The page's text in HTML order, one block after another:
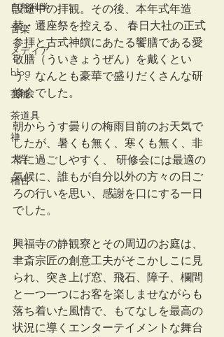
自然科学
音楽
メディア
blog
芸能
茶道具
禅
大学
稽古
設途中の拝観。その後、本年式年造
替・遷座祭を控える、 春日大社の正式
参拝と古式神饌にあたる饗膳である愛
敬膳（ういきょうぜん）を戴くとい
う、なんとも豪華で盛りだくさんな研
修会でした。
朝からうす曇りの梅雨目前のお天気で
したが、暑くも無く、寒くも無く、非
常に過ごしやすく、 研修会には最適の
気候に、誰もが自分以外の方々の日ご
ろの行いを思い、感謝を口にする一日
でした。
興福寺の静観寮とその周辺のお庭は、
聿斎宗匠の創意工夫がそこかしこに見
られ、突き上げ窓、飛石、障子、欄間
と一つ一つにお客を楽しませながらも
落ち着いた風情で、もてなしを最高の
状況に導くエンターテイメントな舞台